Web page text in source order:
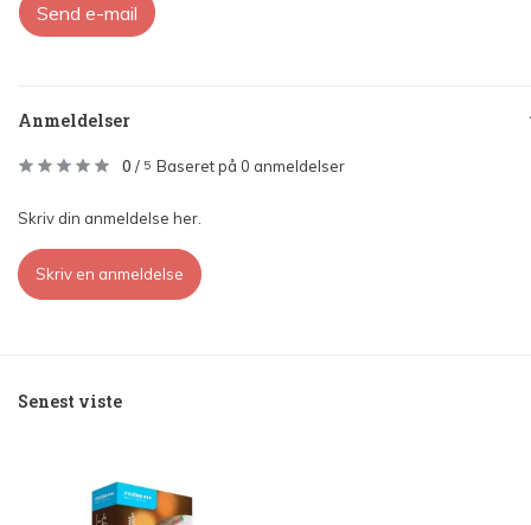
Send e-mail
Anmeldelser
0 / 5 Baseret på 0 anmeldelser
Skriv din anmeldelse her.
Skriv en anmeldelse
Senest viste